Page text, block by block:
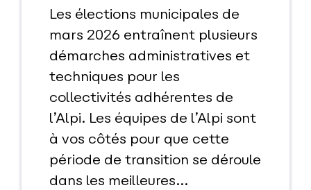
Les élections municipales de
mars 2026 entraînent plusieurs
démarches administratives et
techniques pour les
collectivités adhérentes de
l’Alpi. Les équipes de l’Alpi sont
à vos côtés pour que cette
période de transition se déroule
dans les meilleures...